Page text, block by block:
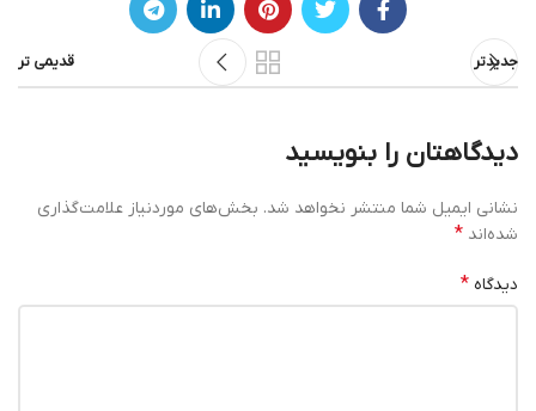
جدیدتر قدیمی تر
دیدگاهتان را بنویسید
نشانی ایمیل شما منتشر نخواهد شد. بخش‌های موردنیاز علامت‌گذاری
شده‌اند *
دیدگاه *